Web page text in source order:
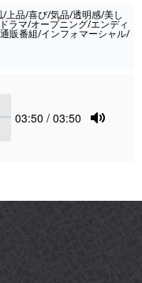
上品/喜び/気品/透明感/美し
ラマ/オープニング/エンディ
販番組/インフォマーシャル/
Current
03:50 / 03:50